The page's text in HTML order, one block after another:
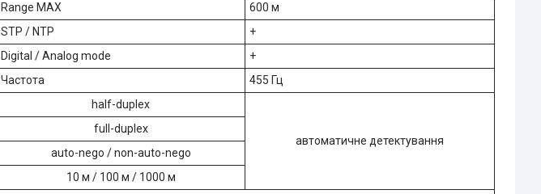
Range MAX
600 м
STP / NTP
+
Digital / Analog mode
+
Частота 455 Гц
half-duplex
автоматичне детектування
full-duplex
auto-nego / non-auto-nego
10 м / 100 м / 1000 м